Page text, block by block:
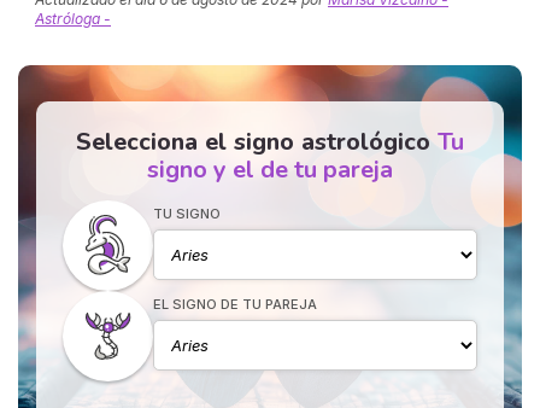
Astróloga -
Selecciona el signo astrológico Tu
signo y el de tu pareja
TU SIGNO
EL SIGNO DE TU PAREJA